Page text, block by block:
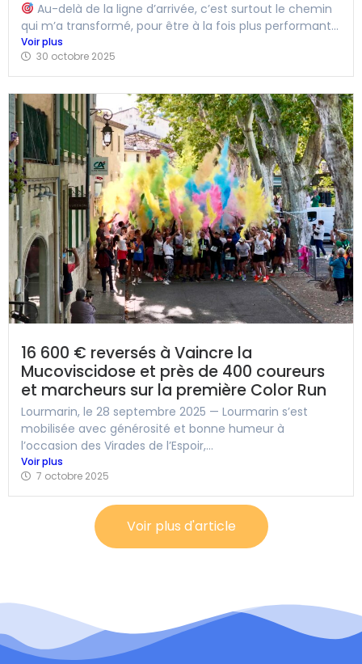
Au-delà de la ligne d’arrivée, c’est surtout le chemin
qui m’a transformé, pour être à la fois plus performant...
Voir plus
30 octobre 2025
16 600 € reversés à Vaincre la
Mucoviscidose et près de 400 coureurs
et marcheurs sur la première Color Run
Lourmarin, le 28 septembre 2025 — Lourmarin s’est
mobilisée avec générosité et bonne humeur à
l’occasion des Virades de l’Espoir,...
Voir plus
7 octobre 2025
Voir plus d'article